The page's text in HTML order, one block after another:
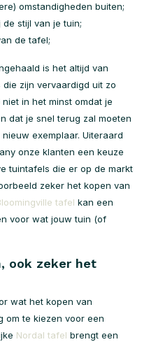
omstandigheden buiten;
stijl van je tuin;
de tafel;
is het altijd van
zijn vervaardigd uit zo
in het minst omdat je
dat je snel terug zal moeten
exemplaar. Uiteraard
onze klanten een keuze
tuintafels die er op de markt
zeker het kopen van
tafel kan een
voor wat jouw tuin (of
ook zeker het
wat het kopen van
om te kiezen voor een
Nordal tafel brengt een